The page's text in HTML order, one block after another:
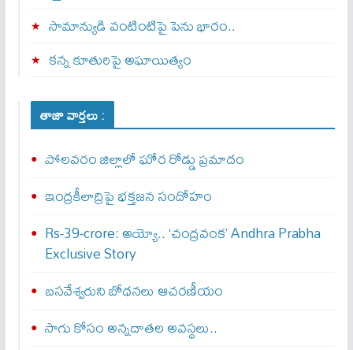
సామాన్యుడి వంటింటిపై పెను భారం..
కన్న కూతురిపై అఘాయిత్యం
తాజా వార్తలు :
పోలవరం జిల్లాలో ఘోర రోడ్డు ప్రమాదం
ఇంద్రకీలాద్రిపై భక్తజన సందోహం
Rs-39-crore: అయ్యో.. ‘చంద్రవంక’ Andhra Prabha
Exclusive Story
బసవేశ్వరుని బోధనలు ఆచరణీయం
సాగు కోసం అన్నదాతల అవస్థలు..